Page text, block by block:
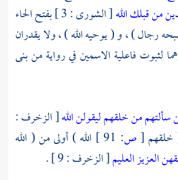
من قبلك الله
[ الشورى : 3 ] بفتح الحاء
رجال ) ، و ( يوحيه الله ) ، ولا يقدران
لثبوت فاعلية الاسمين في رواية من بنى
سألتهم من خلقهم ليقولن الله[ الزخرف :
[ص:
الله ) أولى من ( الله
العزيز العليم[ الزخرف : 9 ] .